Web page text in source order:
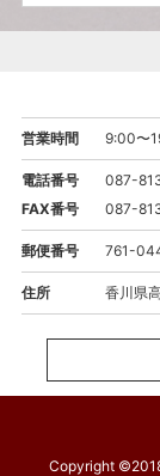
営業時間 9:00〜
電話番号
087-
FAX番号
087-
郵便番号 761-
住所 香川県
Copyright